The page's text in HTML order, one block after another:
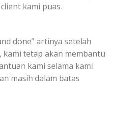
kami puas.
done” artinya setelah
kami tetap akan membantu
kami selama kami
masih dalam batas